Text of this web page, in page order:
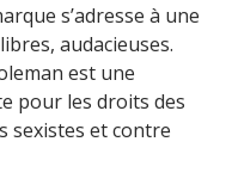
s’adresse à une
audacieuses.
est une
pour les droits des
sexistes et contre